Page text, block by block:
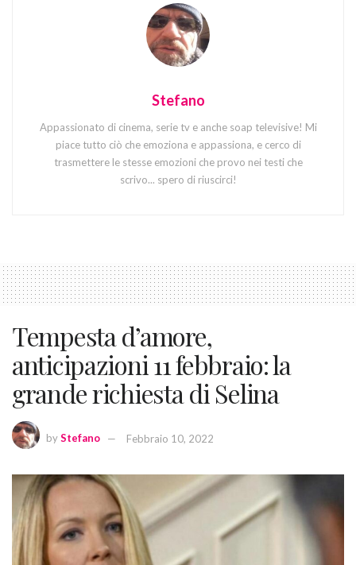
Stefano
Appassionato di cinema, serie tv e anche soap televisive! Mi
piace tutto ciò che emoziona e appassiona, e cerco di
trasmettere le stesse emozioni che provo nei testi che
scrivo... spero di riuscirci!
Tempesta d’amore,
anticipazioni 11 febbraio: la
grande richiesta di Selina
byStefano Febbraio 10, 2022